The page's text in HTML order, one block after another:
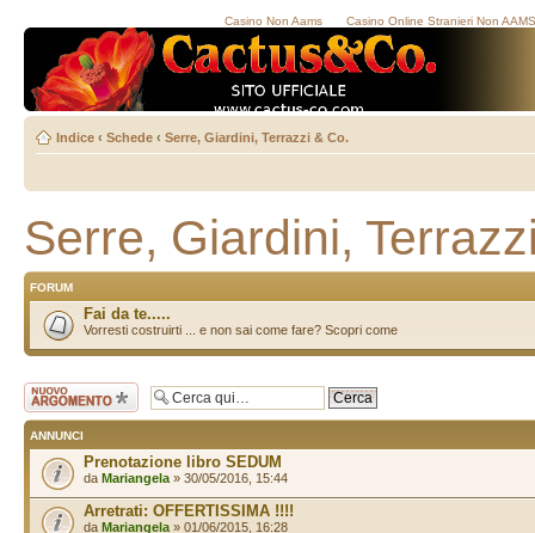
Casino Non Aams Casino Online Stranieri Non AAMS
Indice ‹ Schede ‹ Serre, Giardini, Terrazzi & Co.
Serre, Giardini,
FORUM
Fai da te.....
Vorresti costruirti ... e non sai come fare? Scopri come
Scrivi un nuovo
argomento
ANNUNCI
Prenotazione libro SEDUM
da Mariangela » 30/05/2016, 15:44
Arretrati: OFFERTISSIMA !!!!
da Mariangela » 01/06/2015, 16:28